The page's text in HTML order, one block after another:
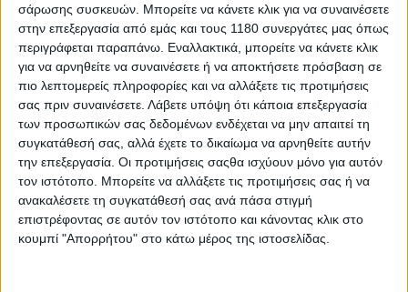
σάρωσης συσκευών. Μπορείτε να κάνετε κλικ για να συναινέσετε
στην επεξεργασία από εμάς και τους 1180 συνεργάτες μας όπως
περιγράφεται παραπάνω. Εναλλακτικά, μπορείτε να κάνετε κλικ
για να αρνηθείτε να συναινέσετε ή να αποκτήσετε πρόσβαση σε
πιο λεπτομερείς πληροφορίες και να αλλάξετε τις προτιμήσεις
σας πριν συναινέσετε. Λάβετε υπόψη ότι κάποια επεξεργασία
των προσωπικών σας δεδομένων ενδέχεται να μην απαιτεί τη
συγκατάθεσή σας, αλλά έχετε το δικαίωμα να αρνηθείτε αυτήν
την επεξεργασία. Οι προτιμήσεις σαςθα ισχύουν μόνο για αυτόν
τον ιστότοπο. Μπορείτε να αλλάξετε τις προτιμήσεις σας ή να
ανακαλέσετε τη συγκατάθεσή σας ανά πάσα στιγμή
επιστρέφοντας σε αυτόν τον ιστότοπο και κάνοντας κλικ στο
κουμπί "Απορρήτου" στο κάτω μέρος της ιστοσελίδας.
MOTO SHOW 2025: Ρεκόρ επισκεψιμότητας στην
Έκθεση Θεσσαλονίκης
Με ανέλπιστη επιτυχία από πλευράς προσέλευσης κόσμου
ολοκληρώθηκε το MOTO SHOW 2025 στη Θεσσαλονίκη.
Καταλαμβάνοντας το 13ο περίπτερο της ΔΕΘ με 6.000
τετραγωνικά, ήταν η μεγαλύτερη Έκθεση Μοτοσυκλέτα...
Επικαιρότητα
Έκθεση Μοτοσυκλέτας 2025: Όλα έτοιμα για το
MOTO SHOW 25-27 στη ΔΕΘ!
Γεμάτο και με ελάχιστες απουσίες θα είναι το περίπτερο 13
της ΔΕΘ στη Θεσσαλονίκη που θα συγκεντρώσε...